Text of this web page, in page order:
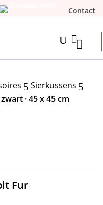
Contact

U
5 Sierkussens 5
· 45 x 45 cm
Fur